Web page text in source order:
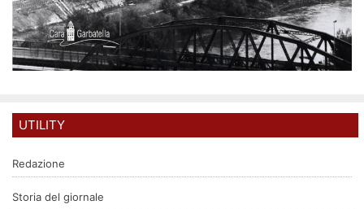
UTILITY
Redazione
Storia del giornale